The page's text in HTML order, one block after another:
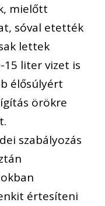
mielőtt
sóval etették
lettek
15 liter vizet is
élősúlyért
örökre
szabályozás
értesíteni